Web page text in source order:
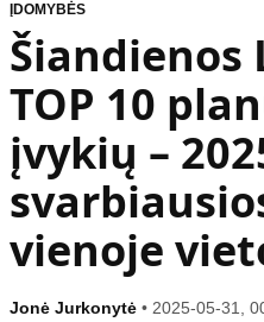
Gyvenimas
Įdomybės
Mada
Namai ir interjeras
Populiaru
ĮDOMYBĖS
Šiandienos
TOP 10
įvykių –
vienoje
Jonė Jurkonytė • 2025-05-31,